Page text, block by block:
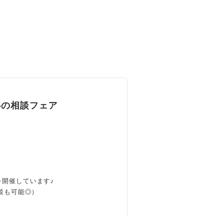
相談フェア
催しています♪
も可能◎）